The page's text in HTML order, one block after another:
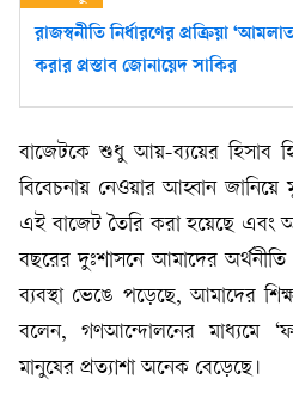
রাজস্বনীতি নির্ধারণের প্রক্রিয়া
করার প্রস্তাব জোনায়েদ সাকির
বাজেটকে শুধু আয়-ব্যয়ের হিসাব
বিবেচনায় নেওয়ার আহ্বান জানিয়ে
এই বাজেট তৈরি করা হয়েছে এবং
বছরের দুঃশাসনে আমাদের অর্থনীতি
ব্যবস্থা ভেঙে পড়েছে, আমাদের
বলেন, গণআন্দোলনের মাধ্যমে
মানুষের প্রত্যাশা অনেক বেড়েছে।